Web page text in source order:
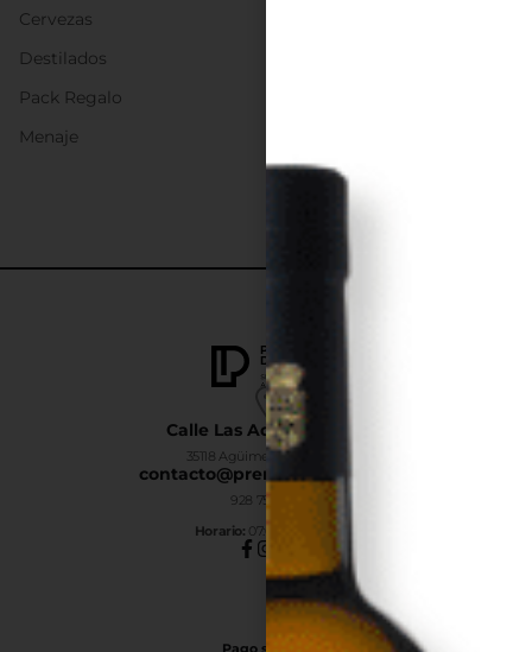
Calle Las Adelfas Nº6-B
35118 Agüimes, Las Palmas
contacto@premiumdrinks.es
928 754 363
Horario: 07:00h a 15:00h
Cervezas
Destilados
Pack Regalo
Menaje